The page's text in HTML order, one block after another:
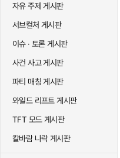
자유 주제 게시판
서브컬처 게시판
이슈 · 토론 게시판
사건 사고 게시판
파티 매칭 게시판
와일드 리프트 게시판
TFT 모드 게시판
칼바람 나락 게시판